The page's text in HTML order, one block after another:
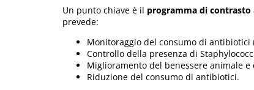
Un punto chiave è il programma di contrasto
prevede:
Monitoraggio del consumo di antibiotici
Controllo della presenza di
Miglioramento del benessere animale
Riduzione del consumo di antibiotici.